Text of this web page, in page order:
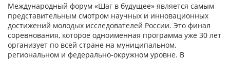
Международный форум «Шаг в будущее» является самым
представительным смотром научных и инновационных
достижений молодых исследователей России. Это финал
соревнования, которое одноименная программа уже 30 лет
организует по всей стране на муниципальном,
региональном и федерально-окружном уровне. В